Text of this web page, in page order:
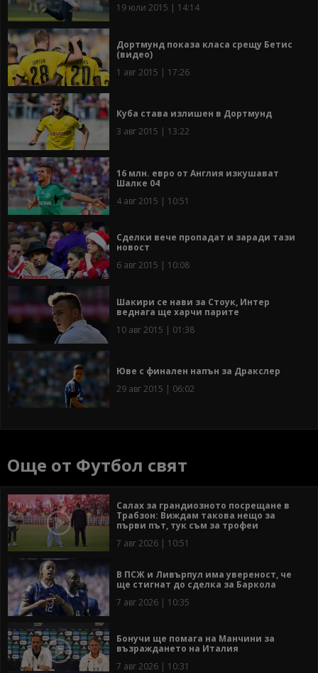
19 юли 2015 | 14:14
Дортмунд показа класа срещу Бетис
(видео)
1 авг 2015 | 17:26
Куба става излишен в Дортмунд
3 авг 2015 | 13:22
16 млн. евро от Англия изкушават
Шалке 04
4 авг 2015 | 10:51
Сделки вече пропадат и заради тази
новост
6 авг 2015 | 10:08
Шакири се нави за Стоук, Интер
веднага ще харчи парите
10 авг 2015 | 01:38
Юве с финален напън за Дракслер
29 авг 2015 | 06:02
Още от Футбол свят
Салах за грандиозното посрещане в
Трабзон: Виждам такова нещо за
първи път, тук съм за трофеи
7 авг 2026 | 10:51
В ПСЖ и Ливърпул има увереност, че
ще стигнат до сделка за Баркола
7 авг 2026 | 10:35
Бонучи ще помага на Манчини за
възраждането на Италия
7 авг 2026 | 10:31